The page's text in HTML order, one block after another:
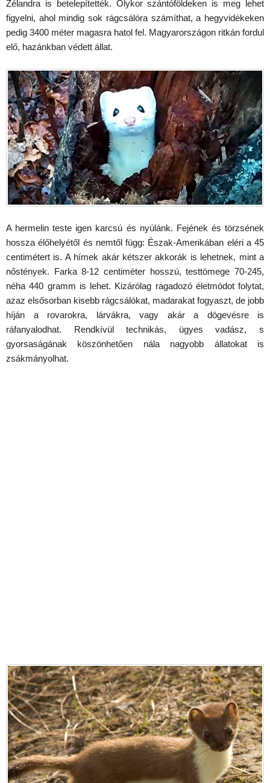
Zélandra is betelepítették. Olykor szántóföldeken is meg lehet
figyelni, ahol mindig sok rágcsálóra számíthat, a hegyvidékeken
pedig 3400 méter magasra hatol fel. Magyarországon ritkán fordul
elő, hazánkban védett állat.
A hermelin teste igen karcsú és nyúlánk. Fejének és törzsének
hossza élőhelyétől és nemtől függ: Észak-Amerikában eléri a 45
centimétert is. A hímek akár kétszer akkorák is lehetnek, mint a
nőstények. Farka 8-12 centiméter hosszú, testtömege 70-245,
néha 440 gramm is lehet. Kizárólag ragadozó életmódot folytat,
azaz elsősorban kisebb rágcsálókat, madarakat fogyaszt, de jobb
híján a rovarokra, lárvákra, vagy akár a dögevésre is
ráfanyalodhat. Rendkívül technikás, ügyes vadász, s
gyorsaságának köszönhetően nála nagyobb állatokat is
zsákmányolhat.